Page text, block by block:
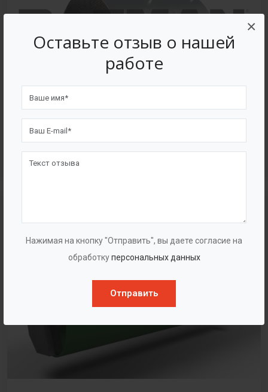
Оставьте отзыв о нашей
работе
Нажимая на кнопку "Отправить", вы даете согласие на
обработкуперсональных данных
Отправить
×